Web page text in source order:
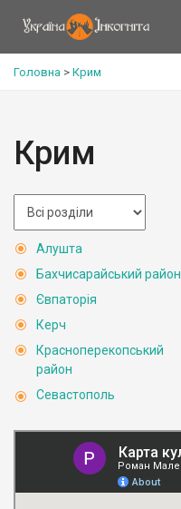
Головна > Крим
Крим
Алушта
Бахчисарайський район
Євпаторія
Керч
Красноперекопський
район
Севастополь